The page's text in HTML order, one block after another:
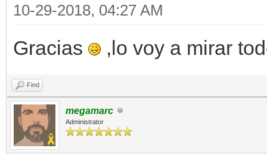
10-29-2018, 04:27 AM
Gracias ,lo voy a mirar
Find
megamarc
Administrator